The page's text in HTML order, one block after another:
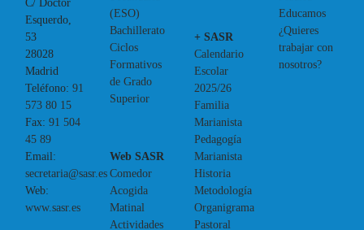
C/ Doctor
Esquerdo,
53
28028
Madrid
Teléfono:91
573 80 15
Fax:91 504
45 89
Email:
secretaria@sasr.es
Web:
www.sasr.es
(ESO)
Bachillerato
Ciclos
Formativos
de Grado
Superior
Web SASR
Comedor
Acogida
Matinal
Actividades
+ SASR
Calendario
Escolar
2025/26
Familia
Marianista
Pedagogía
Marianista
Historia
Metodología
Organigrama
Pastoral
Educamos
¿Quieres
trabajar con
nosotros?